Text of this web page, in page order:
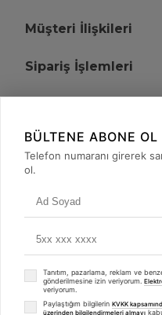
Müşteri İlişkileri
Sipariş İşlemleri
+90
BÜLTENE ABONE OL
Telefon numaranı girerek
ol.
Tanıtım, pazarlama, reklam ve
gönderilmesine izin veriyorum.
veriyorum.
Paylaştığım bilgilerin KVKK
üzerinden bilgilendirmeleri almayı